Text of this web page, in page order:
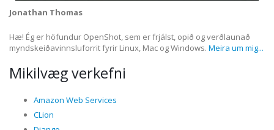
Jonathan Thomas
Hæ! Ég er höfundur OpenShot, sem er frjálst, opið og verðlaunað
myndskeiðavinnsluforrit fyrir Linux, Mac og Windows. Meira um mig...
Mikilvæg verkefni
Amazon Web Services
CLion